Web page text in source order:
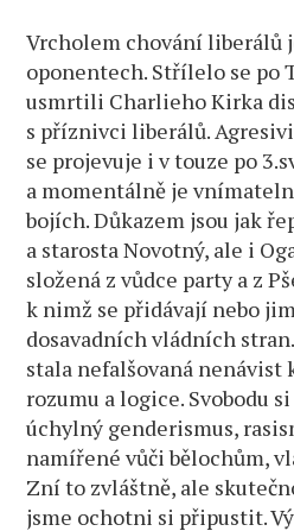
Vrcholem chování liberálů
oponentech. Střílelo se po
usmrtili Charlieho Kirka
s příznivci liberálů.
se projevuje i v touze po
a momentálně je
bojích. Důkazem jsou jak
a starosta Novotný, ale i
složená z vůdce party a z
k nimž se přidávají nebo
dosavadních vládních
stala nefalšovaná nenávist
rozumu a logice. Svobodu
úchylný genderismus,
namířené vůči bělochům,
Zní to zvláštně, ale
jsme ochotni si připustit.